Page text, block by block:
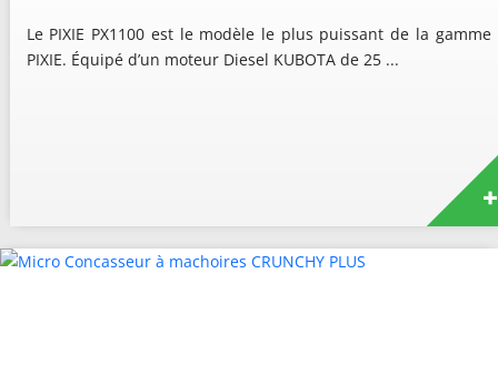
Le PIXIE PX1100 est le modèle le plus puissant de la gamme
PIXIE. Équipé d’un moteur Diesel KUBOTA de 25 ...